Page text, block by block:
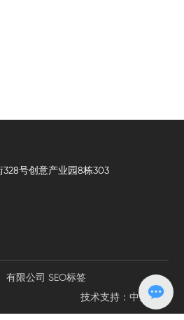
号创意产业园8栋303
有限公司SEO标签
技术支持：中企跨境